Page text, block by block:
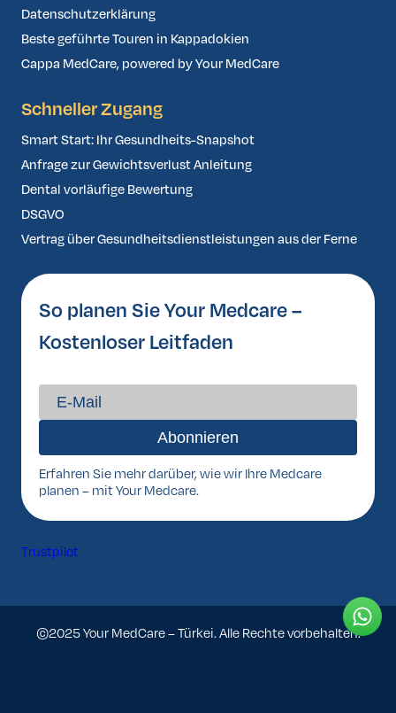
Datenschutzerklärung
Beste geführte Touren in Kappadokien
Cappa MedCare, powered by Your MedCare
Schneller Zugang
Smart Start: Ihr Gesundheits-Snapshot
Anfrage zur Gewichtsverlust Anleitung
Dental vorläufige Bewertung
DSGVO
Vertrag über Gesundheitsdienstleistungen aus der Ferne
So planen Sie Your Medcare –
Kostenloser Leitfaden
Erfahren Sie mehr darüber, wie wir Ihre Medcare
planen – mit Your Medcare.
Trustpilot
©2025 Your MedCare – Türkei. Alle Rechte vorbehalten.